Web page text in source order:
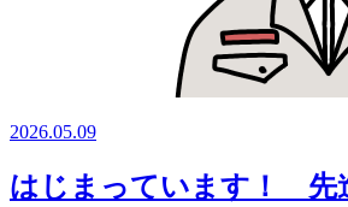
2026.05.09
はじまっています！ 先